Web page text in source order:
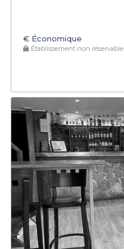
€ Économique
Établissement non réservable